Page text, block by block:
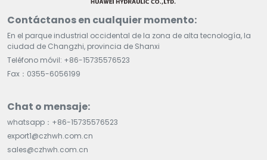
Contáctanos en cualquier momento:
En el parque industrial occidental de la zona de alta tecnología, la
ciudad de Changzhi, provincia de Shanxi
Teléfono móvil: +86-15735576523
Fax：0355-6056199
Chat o mensaje:
whatsapp：+86-15735576523
export1@czhwh.com.cn
sales@czhwh.com.cn